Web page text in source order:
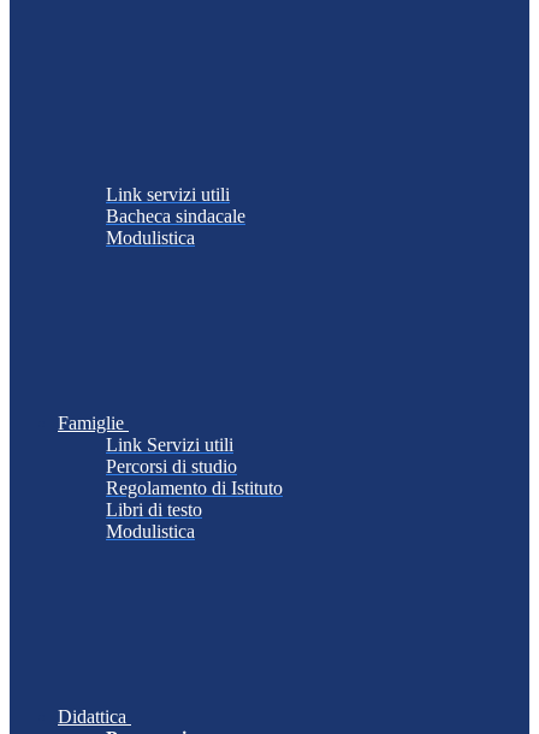
Link servizi utili
Bacheca sindacale
Modulistica
Famiglie
Link Servizi utili
Percorsi di studio
Regolamento di Istituto
Libri di testo
Modulistica
Didattica